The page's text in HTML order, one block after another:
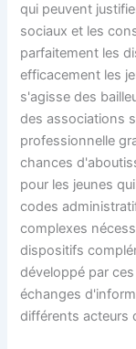
qui peuvent
sociaux et les
parfaitement les
efficacement les
s'agisse des
des associations
professionnelle
chances
pour les jeunes
codes
complexes
dispositifs
développé par
échanges
différents acteurs